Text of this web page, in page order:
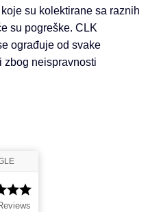
su kolektirane sa raznih
su pogreške. CLK
ograđuje od svake
zbog neispravnosti